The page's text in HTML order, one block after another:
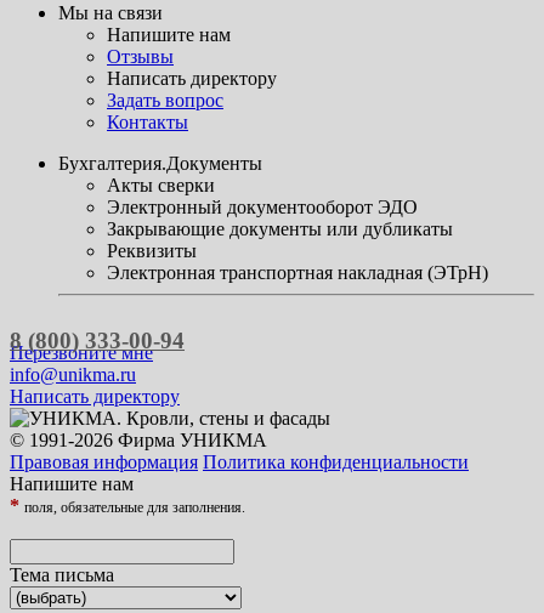
Мы на связи
Напишите нам
Отзывы
Написать директору
Задать вопрос
Контакты
Бухгалтерия.Документы
Акты сверки
Электронный документооборот ЭДО
Закрывающие документы или дубликаты
Реквизиты
Электронная транспортная накладная (ЭТрН)
8 (800) 333-00-94
Перезвоните мне
info@unikma.ru
Написать директору
© 1991-2026 Фирма УНИКМА
Правовая информация Политика конфиденциальности
Напишите нам
* поля, обязательные для заполнения.
Тема письма